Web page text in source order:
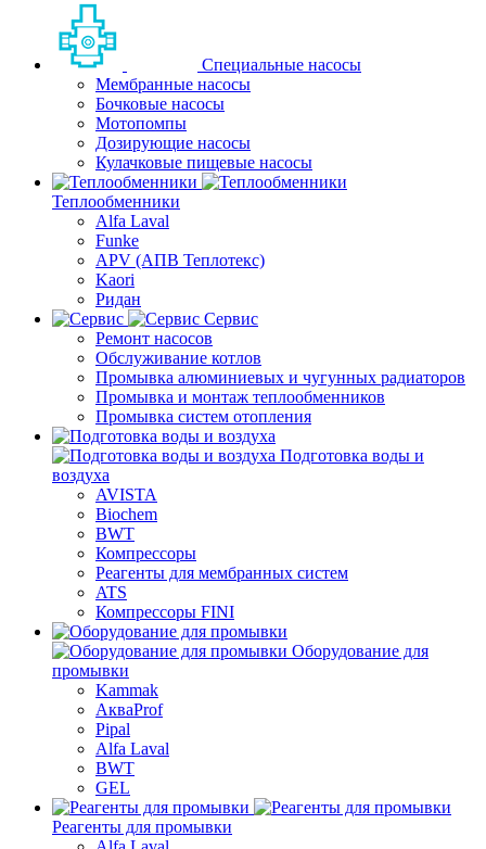
Специальные насосы
Мембранные насосы
Бочковые насосы
Мотопомпы
Дозирующие насосы
Кулачковые пищевые насосы
Теплообменники
Alfa Laval
Funke
APV (АПВ Теплотекс)
Kaori
Ридан
Сервис
Ремонт насосов
Обслуживание котлов
Промывка алюминиевых и чугунных радиаторов
Промывка и монтаж теплообменников
Промывка систем отопления
Подготовка воды и
воздуха
AVISTA
Biochem
BWT
Компрессоры
Реагенты для мембранных систем
ATS
Компрессоры FINI
Оборудование для
промывки
Kammak
АкваProf
Pipal
Alfa Laval
BWT
GEL
Реагенты для промывки